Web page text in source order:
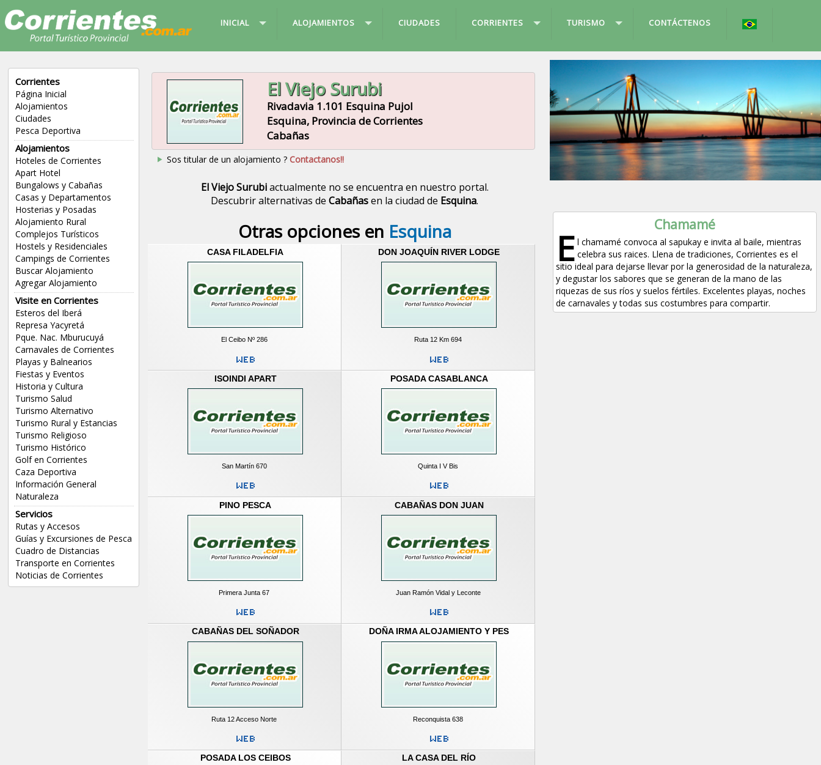
INICIAL ALOJAMIENTOS CIUDADES CORRIENTES TURISMO CONTÁCTENOS
Corrientes
Página Inicial
Alojamientos
Ciudades
Pesca Deportiva
Alojamientos
Hoteles de Corrientes
Apart Hotel
Bungalows y Cabañas
Casas y Departamentos
Hosterias y Posadas
Alojamiento Rural
Complejos Turísticos
Hostels y Residenciales
Campings de Corrientes
Buscar Alojamiento
Agregar Alojamiento
Visite en Corrientes
Esteros del Iberá
Represa Yacyretá
Pque. Nac. Mburucuyá
Carnavales de Corrientes
Playas y Balnearios
Fiestas y Eventos
Historia y Cultura
Turismo Salud
Turismo Alternativo
Turismo Rural y Estancias
Turismo Religioso
Turismo Histórico
Golf en Corrientes
Caza Deportiva
Información General
Naturaleza
Servicios
Rutas y Accesos
Guías y Excursiones de Pesca
Cuadro de Distancias
Transporte en Corrientes
Noticias de Corrientes
El Viejo Surubi
Rivadavia 1.101 Esquina Pujol
Esquina, Provincia de Corrientes
Cabañas
Sos titular de un alojamiento ? Contactanos!!
El Viejo Surubiactualmente no se encuentra en nuestro portal.
Descubrir alternativas deCabañasen la ciudad de Esquina.
Otras opciones en Esquina
CASA FILADELFIA
El Ceibo Nº 286
DON JOAQUÍN RIVER LODGE
Ruta 12 Km 694
ISOINDI APART
San Martín 670
POSADA CASABLANCA
Quinta I V Bis
PINO PESCA
Primera Junta 67
CABAÑAS DON JUAN
Juan Ramón Vidal y Leconte
CABAÑAS DEL SOÑADOR
Ruta 12 Acceso Norte
DOÑA IRMA ALOJAMIENTO Y PES
Reconquista 638
POSADA LOS CEIBOS LA CASA DEL RÍO
Chamamé
E l chamamé convoca al sapukay e invita al baile, mientras
celebra sus raices. Llena de tradiciones, Corrientes es el
sitio ideal para dejarse llevar por la generosidad de la naturaleza,
y degustar los sabores que se generan de la mano de las
riquezas de sus ríos y suelos fértiles. Excelentes playas, noches
de carnavales y todas sus costumbres para compartir.